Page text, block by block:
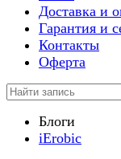
Доставка и
Гарантия и
Контакты
Оферта
Блоги
iErobic